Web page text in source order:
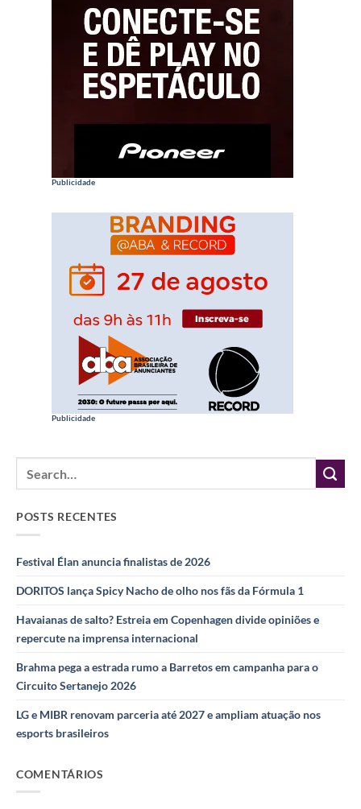
Publicidade
Publicidade
POSTS RECENTES
Festival Élan anuncia finalistas de 2026
DORITOS lança Spicy Nacho de olho nos fãs da Fórmula 1
Havaianas de salto? Estreia em Copenhagen divide opiniões e
repercute na imprensa internacional
Brahma pega a estrada rumo a Barretos em campanha para o
Circuito Sertanejo 2026
LG e MIBR renovam parceria até 2027 e ampliam atuação nos
esports brasileiros
COMENTÁRIOS